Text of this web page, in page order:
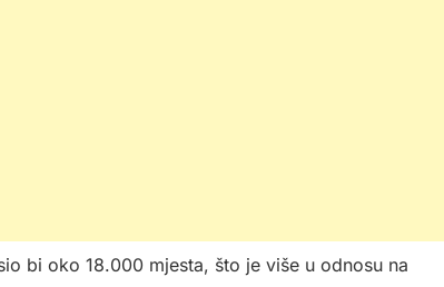
bi oko 18.000 mjesta, što je više u odnosu na